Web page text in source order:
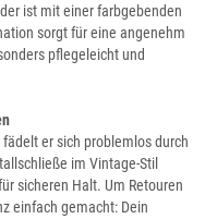
ist mit einer farbgebenden
sorgt für eine angenehm
pflegeleicht und
er sich problemlos durch
im Vintage-Stil
sicheren Halt. Um Retouren
einfach gemacht: Dein